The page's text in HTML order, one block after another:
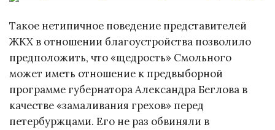
Такое нетипичное поведение представителей
ЖКХ в отношении благоустройства позволило
предположить, что «щедрость» Смольного
может иметь отношение к предвыборной
программе губернатора Александра Беглова в
качестве «замаливания грехов» перед
петербуржцами. Его не раз обвиняли в